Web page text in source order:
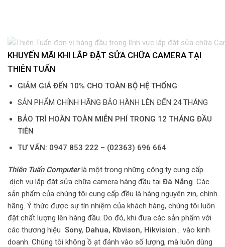
KHUYẾN MÃI KHI LẮP ĐẶT SỬA CHỮA CAMERA TẠI
THIÊN TUẤN
GIẢM GIÁ ĐẾN 10% CHO TOÀN BỘ HỆ THỐNG
SẢN PHẨM CHÍNH HÃNG BẢO HÀNH LÊN ĐẾN 24 THÁNG
BẢO TRÌ HOÀN TOÀN MIỄN PHÍ TRONG 12 THÁNG ĐẦU
TIÊN
TƯ VẤN: 0947 853 222 – (02363) 696 664
Thiên Tuấn Computerlà một trong những công ty cung cấp
dịch vụ lắp đặt sửa chữa camera hàng đầu tại Đà Nẵng . Các
sản phẩm của chúng tôi cung cấp đều là hàng nguyên zin, chính
hãng. Ý thức được sự tín nhiệm của khách hàng, chúng tôi luôn
đặt chất lượng lên hàng đầu. Do đó, khi đưa các sản phẩm với
các thương hiệu Sony, Dahua, Kbvison, Hikvision … vào kinh
doanh. Chúng tôi không ồ ạt đánh vào số lượng, mà luôn dùng